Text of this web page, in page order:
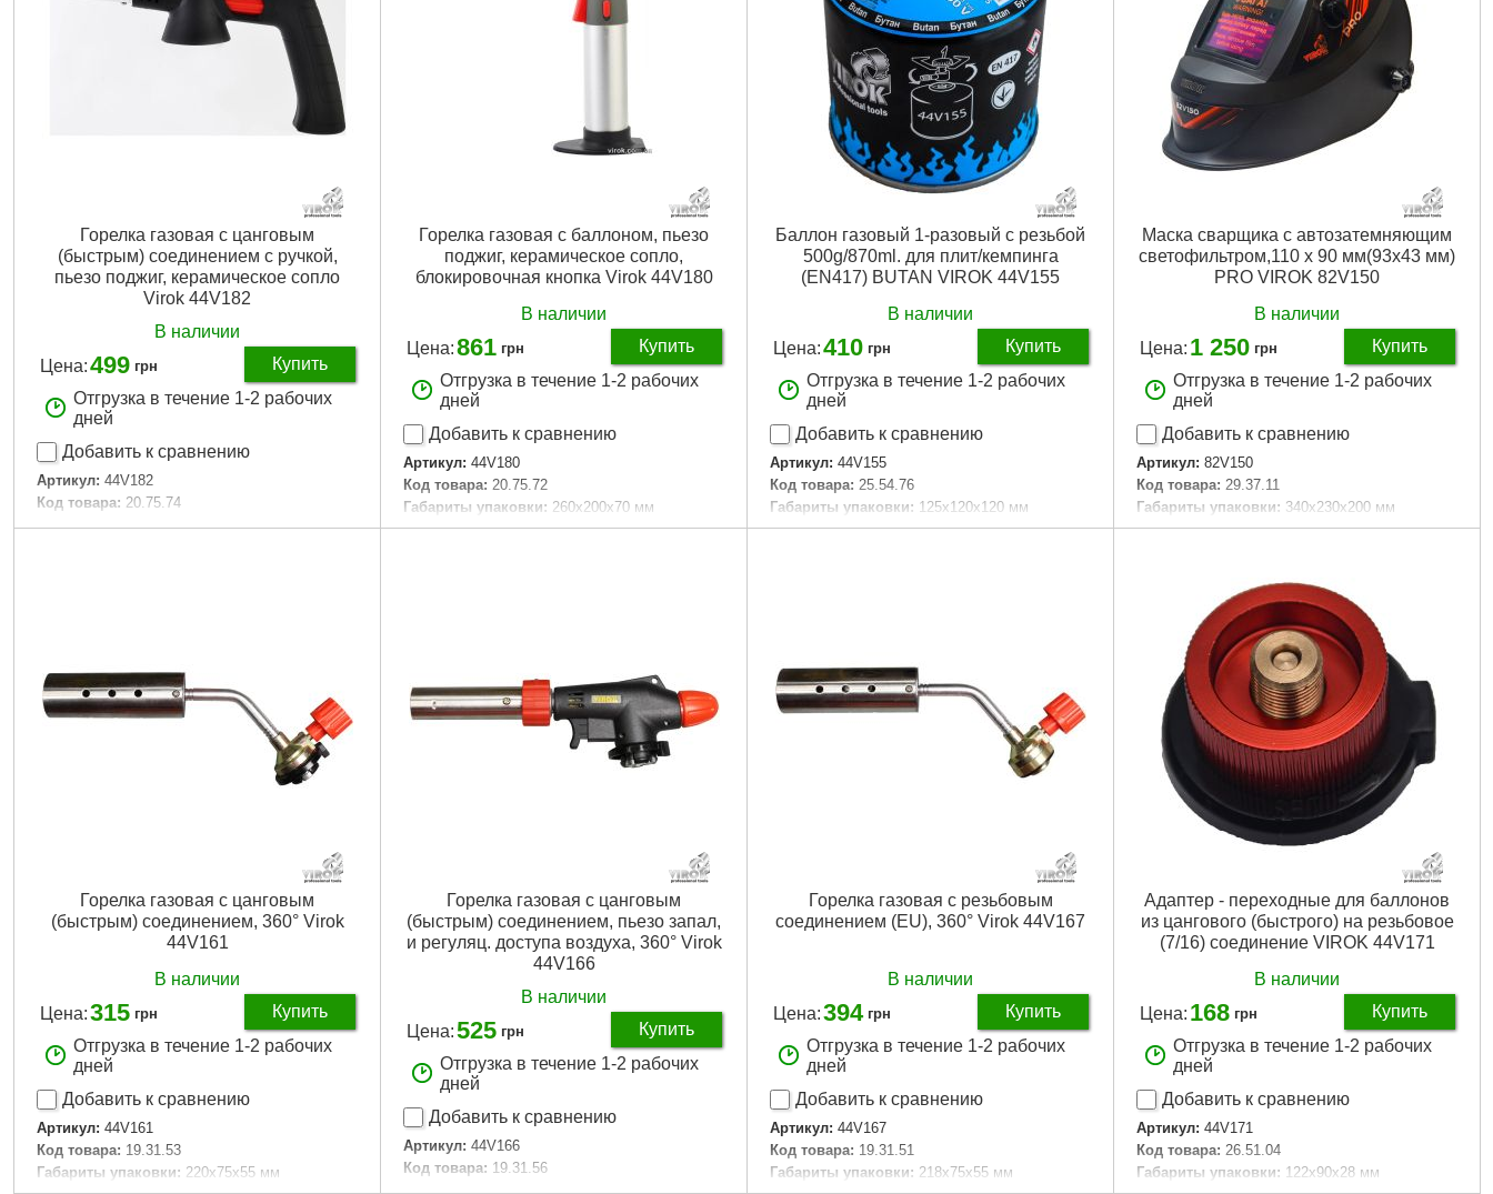
Горелка газовая с цанговым
(быстрым) соединением с ручкой,
пьезо поджиг, керамическое сопло
Virok 44V182
В наличии
Цена:499 грн
Купить
Отгрузка в течение 1-2 рабочих
дней
Добавить к сравнению
Артикул: 44V182
Код товара: 20.75.74
Габариты упаковки: 310x170x30 мм
Горелка газовая с баллоном, пьезо
поджиг, керамическое сопло,
блокировочная кнопка Virok 44V180
В наличии
Цена:861 грн
Купить
Отгрузка в течение 1-2 рабочих
дней
Добавить к сравнению
Артикул: 44V180
Код товара: 20.75.72
Габариты упаковки: 260x200x70 мм
Вес брутто: 335 г
Баллон газовый 1-разовый с резьбой
500g/870ml. для плит/кемпинга
(EN417) BUTAN VIROK 44V155
В наличии
Цена:410 грн
Купить
Отгрузка в течение 1-2 рабочих
дней
Добавить к сравнению
Артикул: 44V155
Код товара: 25.54.76
Габариты упаковки: 125x120x120 мм
Вес брутто: 740 г
Маска сварщика с автозатемняющим
светофильтром,110 х 90 мм(93x43 мм)
PRO VIROK 82V150
В наличии
Цена: 1 250 грн
Купить
Отгрузка в течение 1-2 рабочих
дней
Добавить к сравнению
Артикул: 82V150
Код товара: 29.37.11
Габариты упаковки: 340x230x200 мм
Вес брутто: 730 г
Горелка газовая с цанговым
(быстрым) соединением, 360° Virok
44V161
В наличии
Цена:315 грн
Купить
Отгрузка в течение 1-2 рабочих
дней
Добавить к сравнению
Артикул: 44V161
Код товара: 19.31.53
Габариты упаковки: 220x75x55 мм
Горелка газовая с цанговым
(быстрым) соединением, пьезо запал,
и регуляц. доступа воздуха, 360° Virok
44V166
В наличии
Цена:525 грн
Купить
Отгрузка в течение 1-2 рабочих
дней
Добавить к сравнению
Артикул: 44V166
Код товара: 19.31.56
Габариты упаковки: 220x80x50 мм
Горелка газовая с резьбовым
соединением (EU), 360° Virok 44V167
В наличии
Цена:394 грн
Купить
Отгрузка в течение 1-2 рабочих
дней
Добавить к сравнению
Артикул: 44V167
Код товара: 19.31.51
Габариты упаковки: 218x75x55 мм
Адаптер - переходные для баллонов
из цангового (быстрого) на резьбовое
(7/16) соединение VIROK 44V171
В наличии
Цена: 168 грн
Купить
Отгрузка в течение 1-2 рабочих
дней
Добавить к сравнению
Артикул: 44V171
Код товара: 26.51.04
Габариты упаковки: 122x90x28 мм